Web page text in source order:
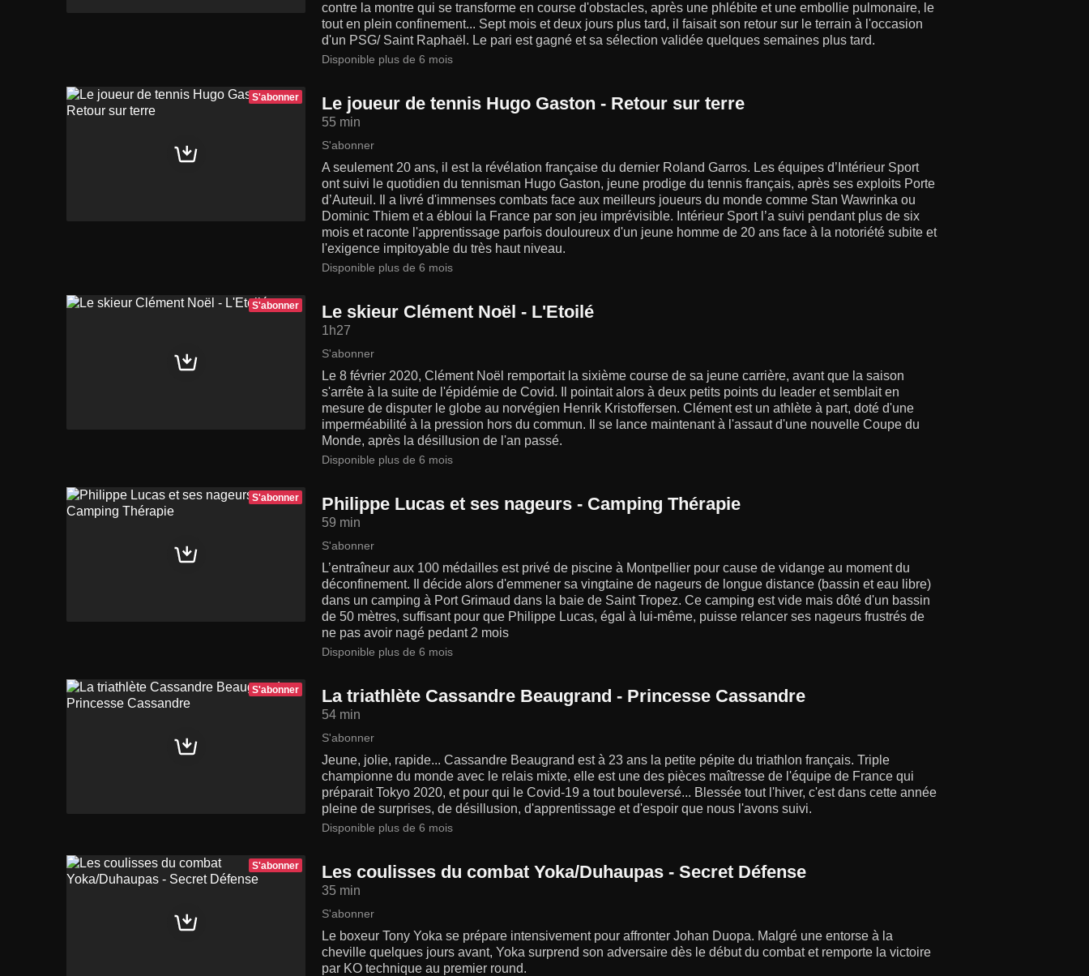
contre la montre qui se transforme en course d'obstacles, après une phlébite et une embollie pulmonaire, le
tout en plein confinement... Sept mois et deux jours plus tard, il faisait son retour sur le terrain à l'occasion
d'un PSG/ Saint Raphaël. Le pari est gagné et sa sélection validée quelques semaines plus tard.
Disponible plus de 6 mois
S'abonner Le joueur de tennis Hugo Gaston - Retour sur terre
55 min
S'abonner
A seulement 20 ans, il est la révélation française du dernier Roland Garros. Les équipes d’Intérieur Sport
ont suivi le quotidien du tennisman Hugo Gaston, jeune prodige du tennis français, après ses exploits Porte
d’Auteuil. Il a livré d'immenses combats face aux meilleurs joueurs du monde comme Stan Wawrinka ou
Dominic Thiem et a ébloui la France par son jeu imprévisible. Intérieur Sport l’a suivi pendant plus de six
mois et raconte l'apprentissage parfois douloureux d'un jeune homme de 20 ans face à la notoriété subite et
l'exigence impitoyable du très haut niveau.
Disponible plus de 6 mois
S'abonner Le skieur Clément Noël - L'Etoilé
1h27
S'abonner
Le 8 février 2020, Clément Noël remportait la sixième course de sa jeune carrière, avant que la saison
s'arrête à la suite de l'épidémie de Covid. Il pointait alors à deux petits points du leader et semblait en
mesure de disputer le globe au norvégien Henrik Kristoffersen. Clément est un athlète à part, doté d'une
imperméabilité à la pression hors du commun. Il se lance maintenant à l'assaut d'une nouvelle Coupe du
Monde, après la désillusion de l'an passé.
Disponible plus de 6 mois
S'abonner Philippe Lucas et ses nageurs - Camping Thérapie
59 min
S'abonner
L’entraîneur aux 100 médailles est privé de piscine à Montpellier pour cause de vidange au moment du
déconfinement. Il décide alors d'emmener sa vingtaine de nageurs de longue distance (bassin et eau libre)
dans un camping à Port Grimaud dans la baie de Saint Tropez. Ce camping est vide mais dôté d'un bassin
de 50 mètres, suffisant pour que Philippe Lucas, égal à lui-même, puisse relancer ses nageurs frustrés de
ne pas avoir nagé pedant 2 mois
Disponible plus de 6 mois
S'abonner La triathlète Cassandre Beaugrand - Princesse Cassandre
54 min
S'abonner
Jeune, jolie, rapide... Cassandre Beaugrand est à 23 ans la petite pépite du triathlon français. Triple
championne du monde avec le relais mixte, elle est une des pièces maîtresse de l'équipe de France qui
préparait Tokyo 2020, et pour qui le Covid-19 a tout bouleversé... Blessée tout l'hiver, c'est dans cette année
pleine de surprises, de désillusion, d'apprentissage et d'espoir que nous l'avons suivi.
Disponible plus de 6 mois
S'abonner Les coulisses du combat Yoka/Duhaupas - Secret Défense
35 min
S'abonner
Le boxeur Tony Yoka se prépare intensivement pour affronter Johan Duopa. Malgré une entorse à la
cheville quelques jours avant, Yoka surprend son adversaire dès le début du combat et remporte la victoire
par KO technique au premier round.